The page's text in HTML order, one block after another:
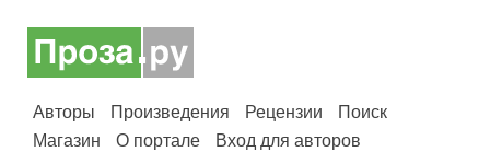
Авторы Произведения Рецензии
Поиск
Магазин
О портале Вход для авторов